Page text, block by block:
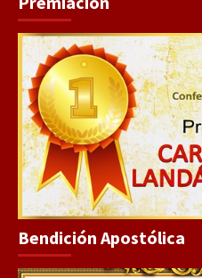
Bendición Apostólica